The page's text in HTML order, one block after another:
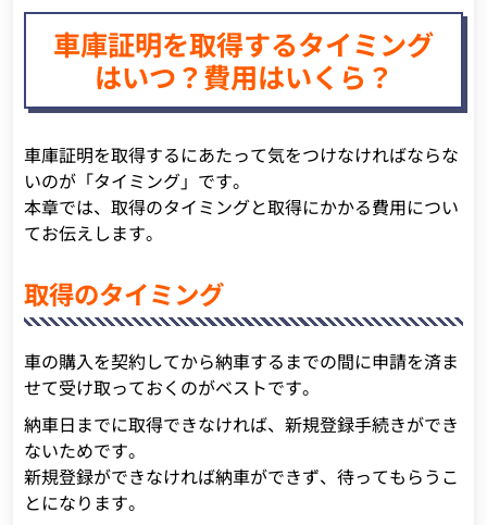
車庫証明を取得するタイミング
はいつ？費用はいくら？
車庫証明を取得するにあたって気をつけなければならな
いのが「タイミング」です。
本章では、取得のタイミングと取得にかかる費用につい
てお伝えします。
取得のタイミング
車の購入を契約してから納車するまでの間に申請を済ま
せて受け取っておくのがベストです。
納車日までに取得できなければ、新規登録手続きができ
ないためです。
新規登録ができなければ納車ができず、待ってもらうこ
とになります。